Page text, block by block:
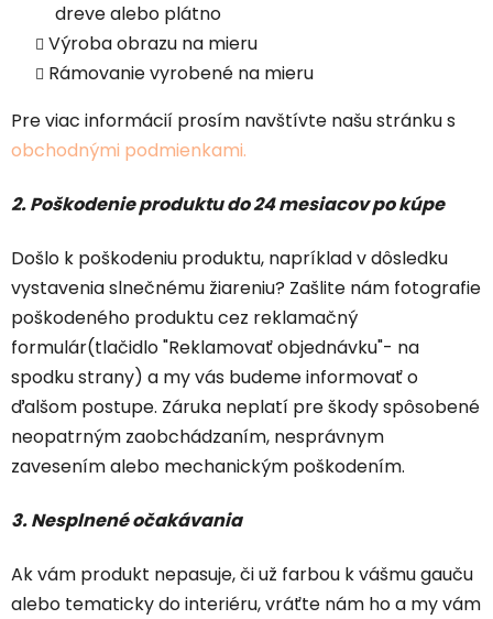
dreve alebo plátno
Výroba obrazu na mieru
Rámovanie vyrobené na mieru
Pre viac informácií prosím navštívte našu stránku s
obchodnými podmienkami.
2. Poškodenie produktu do 24 mesiacov po kúpe
Došlo k poškodeniu produktu, napríklad v dôsledku
vystavenia slnečnému žiareniu? Zašlite nám fotografie
poškodeného produktu cez reklamačný
formulár(tlačidlo "Reklamovať objednávku"- na
spodku strany) a my vás budeme informovať o
ďalšom postupe. Záruka neplatí pre škody spôsobené
neopatrným zaobchádzaním, nesprávnym
zavesením alebo mechanickým poškodením.
3. Nesplnené očakávania
Ak vám produkt nepasuje, či už farbou k vášmu gauču
alebo tematicky do interiéru, vráťte nám ho a my vám